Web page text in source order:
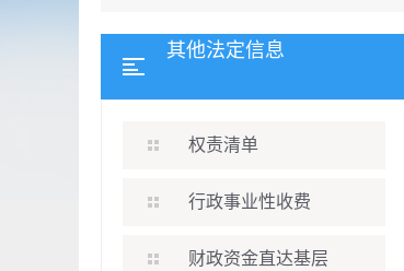
其他法定信息
权责清单
行政事业性收费
财政资金直达基层